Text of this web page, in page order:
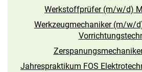
Werkstoffprüfer (m/w/d)
Werkzeugmechaniker (m/w/
Jahrespraktikum FOS